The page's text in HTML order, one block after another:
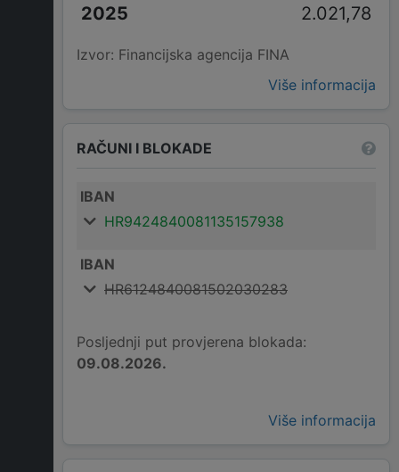
2.021,78
Izvor: Financijska agencija FINA
Više informacija
RAČUNI I BLOKADE
IBAN
HR9424840081135157938
IBAN
HR6124840081502030283
Posljednji put provjerena blokada:
09.08.2026.
Više informacija